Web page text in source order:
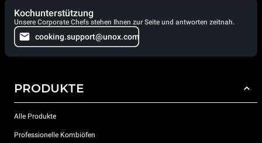
Kochunterstützung
Unsere Corporate Chefs stehen Ihnen zur Seite und antworten zeitnah.
cooking.support@unox.com
PRODUKTE
Alle Produkte
Professionelle Kombiöfen